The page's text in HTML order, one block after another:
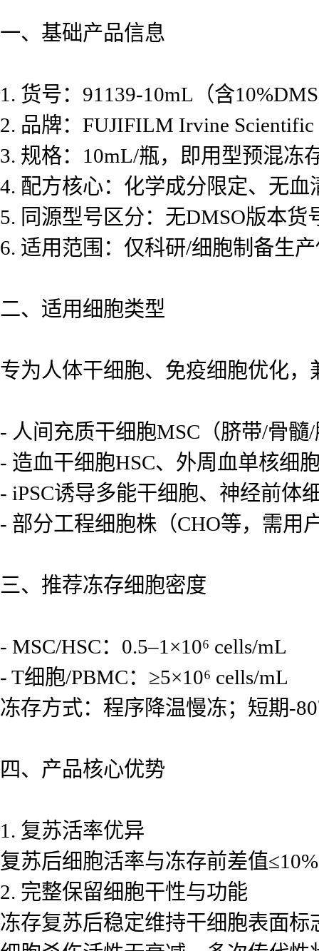
一、基础产品信息
1. 货号：91139-10mL（含
2. 品牌：FUJIFILM Irvine
3. 规格：10mL/瓶，即用型预混冻
4. 配方核心：化学成分限定、无
5. 同源型号区分：无DMSO版本货
6. 适用范围：仅科研/细胞制备生
二、适用细胞类型
专为人体干细胞、免疫细胞优化，
- 人间充质干细胞MSC（脐带/骨
- 造血干细胞HSC、外周血单核细
- iPSC诱导多能干细胞、神经前体
- 部分工程细胞株（CHO等，需用
三、推荐冻存细胞密度
- MSC/HSC：0.5–1×10⁶ cells/mL
- T细胞/PBMC：≥5×10⁶ cells/mL
冻存方式：程序降温慢冻；短期-
四、产品核心优势
1. 复苏活率优异
复苏后细胞活率与冻存前差值
2. 完整保留细胞干性与功能
冻存复苏后稳定维持干细胞表面标